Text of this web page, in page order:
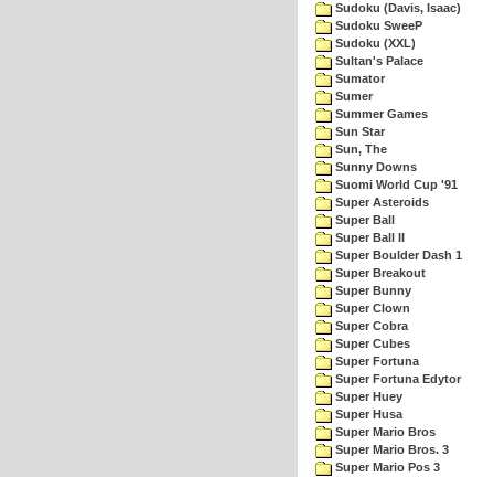
Sudoku (Davis, Isaac)
Sudoku SweeP
Sudoku (XXL)
Sultan's Palace
Sumator
Sumer
Summer Games
Sun Star
Sun, The
Sunny Downs
Suomi World Cup '91
Super Asteroids
Super Ball
Super Ball II
Super Boulder Dash 1
Super Breakout
Super Bunny
Super Clown
Super Cobra
Super Cubes
Super Fortuna
Super Fortuna Edytor
Super Huey
Super Husa
Super Mario Bros
Super Mario Bros. 3
Super Mario Pos 3